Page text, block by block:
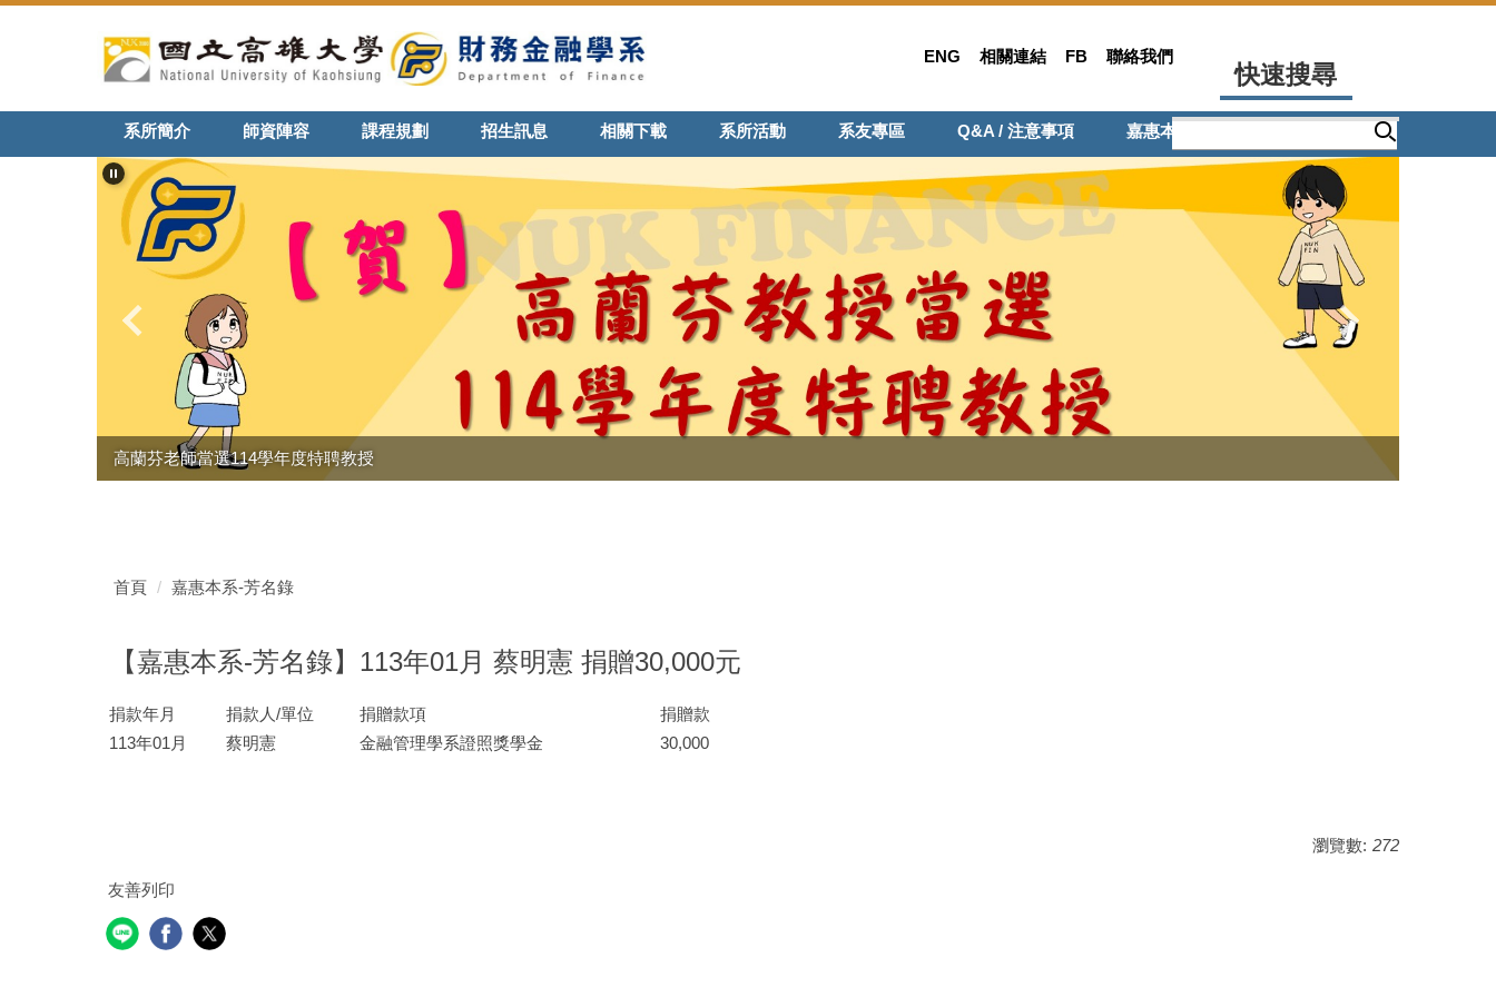
ENG 相關連結 FB 聯絡我們
系所簡介 師資陣容 課程規劃 招生訊息 相關下載 系所活動 系友專區 Q&A / 注意事項 嘉惠本系
快速搜尋
高蘭芬老師當選114學年度特聘教授
首頁 嘉惠本系-芳名錄
【嘉惠本系-芳名錄】113年01月 蔡明憲 捐贈30,000元
捐款年月 捐款人/單位 捐贈款項
捐贈款
113年01月
蔡明憲 金融管理學系證照獎學金 30,000
瀏覽數: 272
友善列印